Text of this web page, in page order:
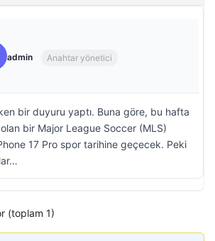
admin Anahtar yönetici
bir duyuru yaptı. Buna göre, bu hafta
bir Major League Soccer (MLS)
17 Pro spor tarihine geçecek. Peki
(toplam 1)